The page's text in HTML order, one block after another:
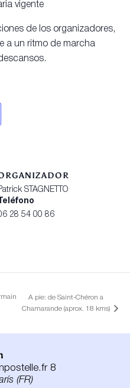
vigente
de los organizadores,
a un ritmo de marcha
STAGNETTO
Teléfono
28 54 00 86
A pie: de Saint-Chéron a
Chamarande (aprox. 18 kms)
8
(FR)